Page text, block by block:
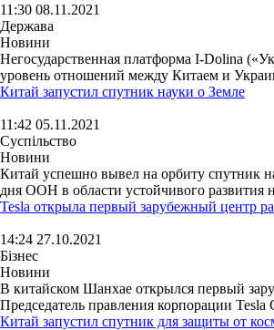
11:30 08.11.2021
Держава
Новини
Негосударственная платформа I-Dolina
уровень отношений между Китаем и
Китай запустил спутник науки о Земле
11:42 05.11.2021
Суспільство
Новини
Китай успешно вывел на орбиту спутник
дня ООН в области устойчивого развития
Tesla открыла первый зарубежный центр
14:24 27.10.2021
Бізнес
Новини
В китайском Шанхае открылся первый
Председатель правления корпорации
Китай запустил спутник для защиты от